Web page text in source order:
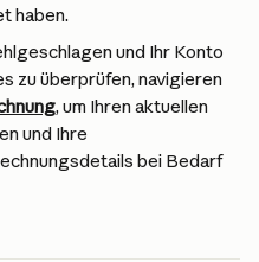
haben.
und Ihr Konto
zu überprüfen, navigieren
, um Ihren aktuellen
und Ihre
bei Bedarf